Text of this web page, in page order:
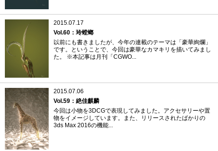
2015.07.17
Vol.60：玲螳螂
以前にも書きましたが、今年の連載のテーマは「豪華絢爛」
です。ということで、今回は豪華なカマキリを描いてみまし
た。 ※本記事は月刊「CGWO...
2015.07.06
Vol.59：絶佳麒麟
今回は小物を3DCGで表現してみました。アクセサリーや置
物をイメージしています。また、リリースされたばかりの
3ds Max 2016の機能...